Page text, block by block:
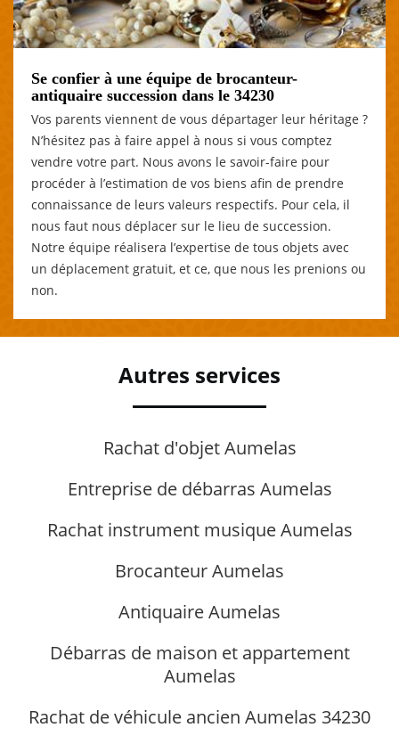
Se confier à une équipe de brocanteur-
antiquaire succession dans le 34230
Vos parents viennent de vous départager leur héritage ?
N’hésitez pas à faire appel à nous si vous comptez
vendre votre part. Nous avons le savoir-faire pour
procéder à l’estimation de vos biens afin de prendre
connaissance de leurs valeurs respectifs. Pour cela, il
nous faut nous déplacer sur le lieu de succession.
Notre équipe réalisera l’expertise de tous objets avec
un déplacement gratuit, et ce, que nous les prenions ou
non.
Autres services
Rachat d'objet Aumelas
Entreprise de débarras Aumelas
Rachat instrument musique Aumelas
Brocanteur Aumelas
Antiquaire Aumelas
Débarras de maison et appartement
Aumelas
Rachat de véhicule ancien Aumelas 34230